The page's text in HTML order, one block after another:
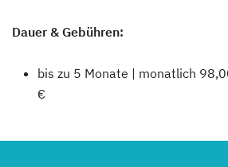
Dauer & Gebühren:
bis zu 5 Monate | monatlich
€